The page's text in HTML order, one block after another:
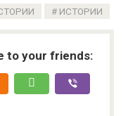
ИСТОРИИ
to your friends: